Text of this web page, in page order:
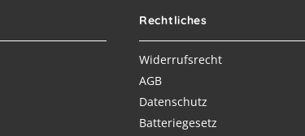
Rechtliches
Widerrufsrecht
AGB
Datenschutz
Batteriegesetz